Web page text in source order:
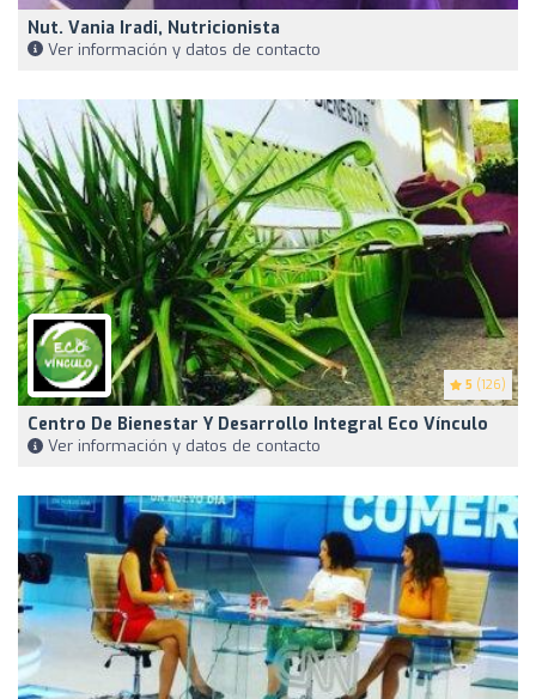
Nut. Vania Iradi, Nutricionista
Ver información y datos de contacto
5 (126)
Centro De Bienestar Y Desarrollo Integral Eco Vínculo
Ver información y datos de contacto